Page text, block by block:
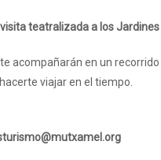
visita teatralizada a los
acompañarán en un
viajar en el tiempo.